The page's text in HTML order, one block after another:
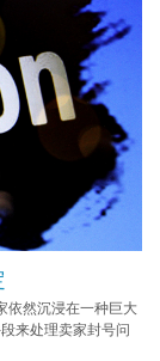
依然沉浸在一种巨大
来处理卖家封号问